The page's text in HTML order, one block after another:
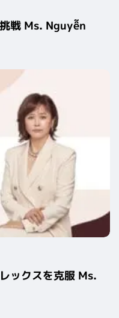
戦 Ms. Nguyễn
ックスを克服 Ms.